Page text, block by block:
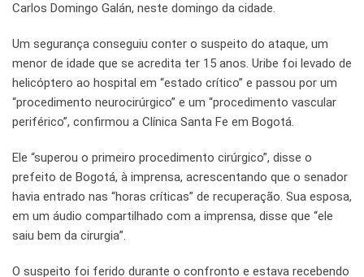
Carlos Domingo Galán, neste domingo da cidade.
Um segurança conseguiu conter o suspeito do ataque, um
menor de idade que se acredita ter 15 anos. Uribe foi levado de
helicóptero ao hospital em “estado crítico” e passou por um
“procedimento neurocirúrgico” e um “procedimento vascular
periférico”, confirmou a Clínica Santa Fe em Bogotá.
Ele “superou o primeiro procedimento cirúrgico”, disse o
prefeito de Bogotá, à imprensa, acrescentando que o senador
havia entrado nas “horas críticas” de recuperação. Sua esposa,
em um áudio compartilhado com a imprensa, disse que “ele
saiu bem da cirurgia”.
O suspeito foi ferido durante o confronto e estava recebendo